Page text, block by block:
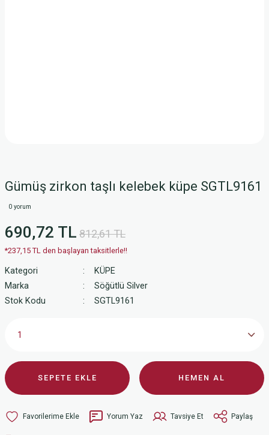
Gümüş zirkon taşlı kelebek küpe SGTL9161
0 yorum
690,72 TL 812,61 TL
*237,15 TL den başlayan taksitlerle!!
Kategori
KÜPE
Marka
Söğütlü Silver
Stok Kodu
SGTL9161
SEPETE EKLE HEMEN AL
Yorum Yaz Tavsiye Et Paylaş